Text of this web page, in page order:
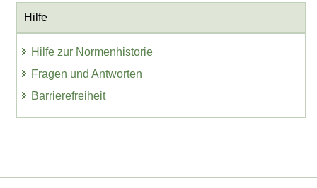
Hilfe
Hilfe zur Normenhistorie
Fragen und Antworten
Barrierefreiheit